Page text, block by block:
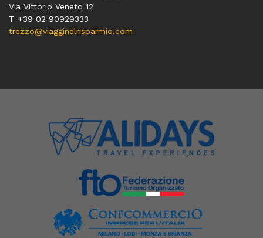
Via Vittorio Veneto 12
T +39 02 90929333
trezzo@viagginelrisparmio.com